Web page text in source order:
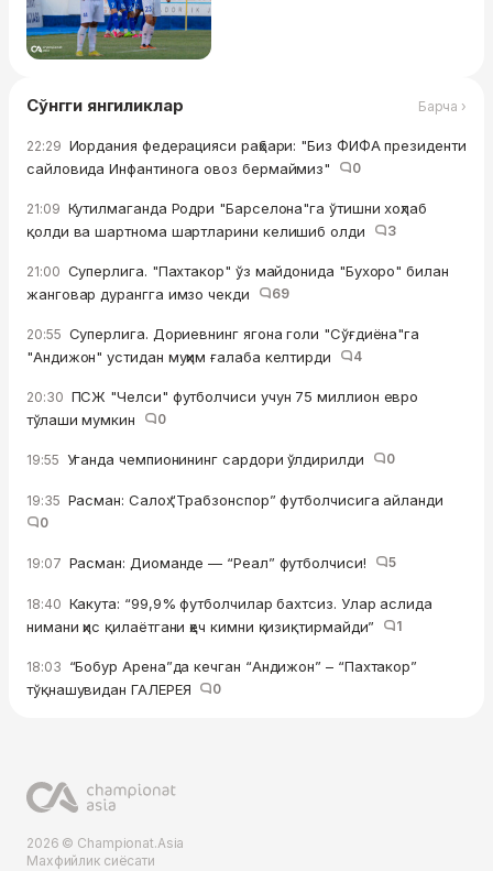
Сўнгги янгиликлар Барча ›
22:29 Иордания федерацияси раҳбари: "Биз ФИФА президенти
сайловида Инфантинога овоз бермаймиз"
0
21:09 Кутилмаганда Родри "Барселона"га ўтишни хоҳлаб
қолди ва шартнома шартларини келишиб олди
3
21:00 Суперлига. "Пахтакор" ўз майдонида "Бухоро" билан
жанговар дурангга имзо чекди
69
20:55 Суперлига. Дориевнинг ягона голи "Сўғдиёна"га
"Андижон" устидан муҳим ғалаба келтирди
4
20:30 ПСЖ "Челси" футболчиси учун 75 миллион евро
тўлаши мумкин
0
19:55 Уганда чемпионининг сардори ўлдирилди 0
19:35 Расман: Салоҳ “Трабзонспор” футболчисига айланди
0
19:07 Расман: Диоманде — “Реал” футболчиси! 5
18:40 Какута: “99,9% футболчилар бахтсиз. Улар аслида
нимани ҳис қилаётгани ҳеч кимни қизиқтирмайди”
1
18:03 “Бобур Арена”да кечган “Андижон” – “Пахтакор”
тўқнашувидан ГАЛЕРЕЯ
0
2026 © Championat.Asia
Махфийлик сиёсати